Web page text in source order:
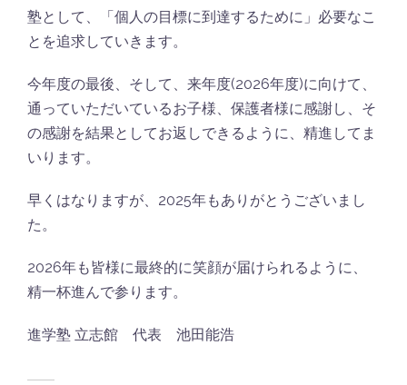
塾として、「個人の目標に到達するために」必要なこ
とを追求していきます。
今年度の最後、そして、来年度(2026年度)に向けて、
通っていただいているお子様、保護者様に感謝し、そ
の感謝を結果としてお返しできるように、精進してま
いります。
早くはなりますが、2025年もありがとうございまし
た。
2026年も皆様に最終的に笑顔が届けられるように、
精一杯進んで参ります。
進学塾 立志館 代表 池田能浩